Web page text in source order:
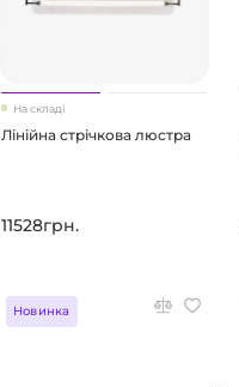
На складі
Лінійна стрічкова люстра
11528грн.
Новинка